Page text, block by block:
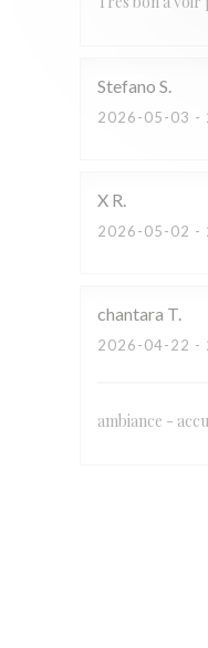
Stefano S
2026-05-03 -
X R
2026-05-02 -
chantara T
2026-04-22 -
ambiance -